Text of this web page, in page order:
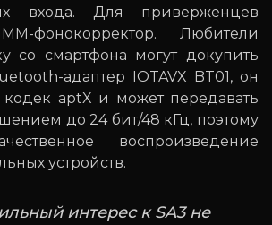
входа. Для приверженцев
фонокорректор. Любители
со смартфона могут докупить
адаптер IOTAVX BT01, он
aptX и может передавать
до 24 бит/48 кГц, поэтому
воспроизведение
устройств.
интерес к SA3 не